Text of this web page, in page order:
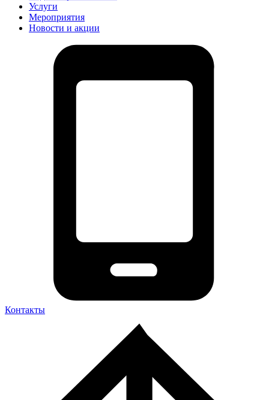
Услуги
Мероприятия
Новости и акции
Контакты